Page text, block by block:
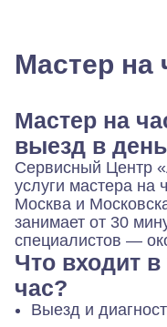
Мастер на
Мастер на
выезд в
Сервисный Центр
услуги мастера на
Москва и
занимает от 30
специалистов —
Что входит в
час?
Выезд и